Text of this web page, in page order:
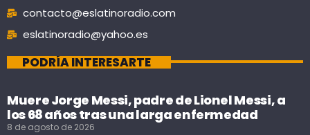
contacto@eslatinoradio.com
eslatinoradio@yahoo.es
PODRÍA INTERESARTE
Muere Jorge Messi, padre de Lionel Messi, a
los 68 años tras una larga enfermedad
8 de agosto de 2026